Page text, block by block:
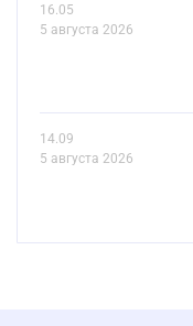
16.05
5 августа 2026
14.09
5 августа 2026